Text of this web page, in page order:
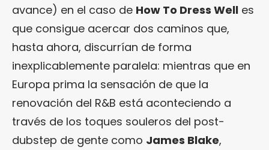
avance) en el caso de How To Dress Well es
que consigue acercar dos caminos que,
hasta ahora, discurrían de forma
inexplicablemente paralela: mientras que en
Europa prima la sensación de que la
renovación del R&B está aconteciendo a
través de los toques souleros del post-
dubstep de gente como James Blake,